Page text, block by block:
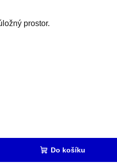
prostor.
Do košíku